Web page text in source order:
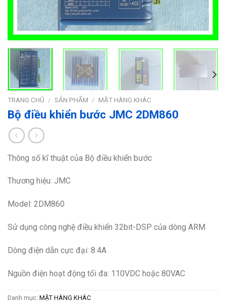
TRANG CHỦ / SẢN PHẨM / MẶT HÀNG KHÁC
Bộ điều khiển bước JMC 2DM860
Thông số kĩ thuật của Bộ điều khiển bước
Thương hiệu: JMC
Model: 2DM860
Sử dụng công nghệ điều khiển 32bit-DSP của dòng ARM
Dòng điện dẫn cực đại: 8.4A
Nguồn điện hoạt động tối đa: 110VDC hoặc 80VAC
Danh mục: MẶT HÀNG KHÁC